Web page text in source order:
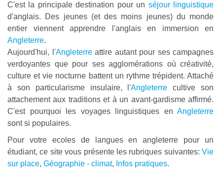
C'est la principale destination pour un séjour linguistique
d'anglais. Des jeunes (et des moins jeunes) du monde
entier viennent apprendre l'anglais en immersion en
Angleterre.
Aujourd'hui, l'Angleterreattire autant pour ses campagnes
verdoyantes que pour ses agglomérations où créativité,
culture et vie nocturne battent un rythme trépident. Attaché
à son particularisme insulaire, l'Angleterre cultive son
attachement aux traditions et à un avant-gardisme affirmé.
C'est pourquoi les voyages linguistiques en Angleterre
sont si populaires.
Pour votre ecoles de langues en angleterre pour un
étudiant, ce site vous présente les rubriques suivantes: Vie
sur place, Géographie - climat, Infos pratiques.